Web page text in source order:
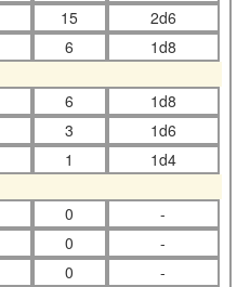
15
2d6
6
1d8
6
1d8
3
1d6
1
1d4
0
-
0
-
0
-